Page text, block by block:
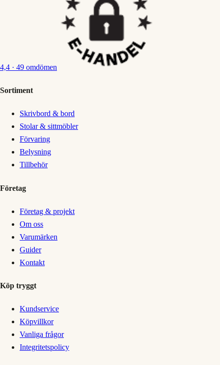
4,4 · 49 omdömen
Sortiment
Skrivbord & bord
Stolar & sittmöbler
Förvaring
Belysning
Tillbehör
Företag
Företag & projekt
Om oss
Varumärken
Guider
Kontakt
Köp tryggt
Kundservice
Köpvillkor
Vanliga frågor
Integritetspolicy